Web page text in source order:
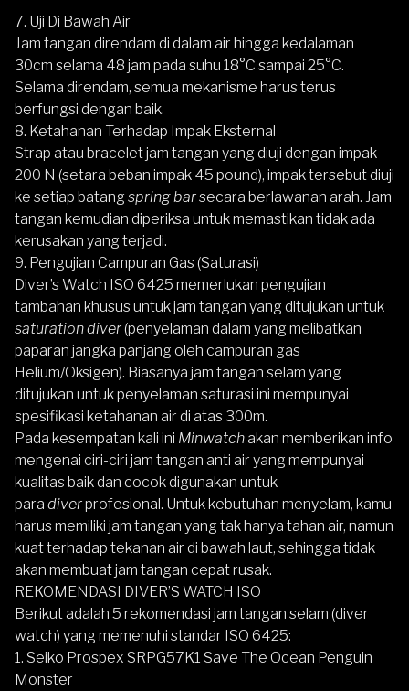
7. Uji Di Bawah Air
Jam tangan direndam di dalam air hingga kedalaman
30cm selama 48 jam pada suhu 18°C sampai 25°C.
Selama direndam, semua mekanisme harus terus
berfungsi dengan baik.
8. Ketahanan Terhadap Impak Eksternal
Strap atau bracelet jam tangan yang diuji dengan impak
200 N (setara beban impak 45 pound), impak tersebut diuji
ke setiap batang spring barsecara berlawanan arah. Jam
tangan kemudian diperiksa untuk memastikan tidak ada
kerusakan yang terjadi.
9. Pengujian Campuran Gas (Saturasi)
Diver’s Watch ISO 6425 memerlukan pengujian
tambahan khusus untuk jam tangan yang ditujukan untuk
saturation diver(penyelaman dalam yang melibatkan
paparan jangka panjang oleh campuran gas
Helium/Oksigen). Biasanya jam tangan selam yang
ditujukan untuk penyelaman saturasi ini mempunyai
spesifikasi ketahanan air di atas 300m.
Pada kesempatan kali ini Minwatchakan memberikan info
mengenai ciri-ciri jam tangan anti air yang mempunyai
kualitas baik dan cocok digunakan untuk
para diverprofesional. Untuk kebutuhan menyelam, kamu
harus memiliki jam tangan yang tak hanya tahan air, namun
kuat terhadap tekanan air di bawah laut, sehingga tidak
akan membuat jam tangan cepat rusak.
REKOMENDASI DIVER’S WATCH ISO
Berikut adalah 5 rekomendasi jam tangan selam (diver
watch) yang memenuhi standar ISO 6425:
1. Seiko Prospex SRPG57K1 Save The Ocean Penguin
Monster